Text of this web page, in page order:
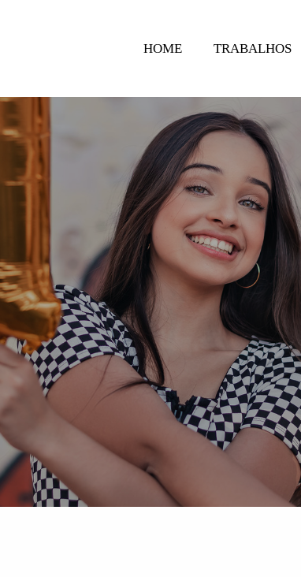
HOME TRABALHOS